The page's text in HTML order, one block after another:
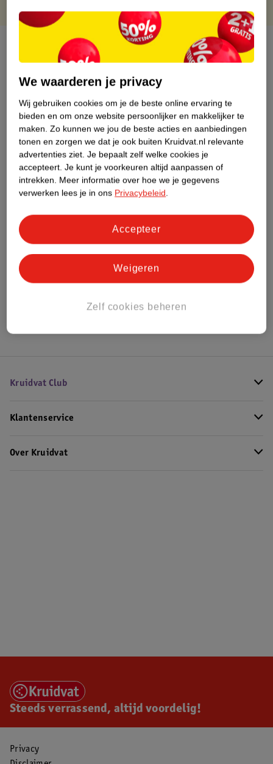
Over dit product
Nature Impact Score
Dit product heeft (nog) geen Nature
Impact Score.
Meer informatie
Alle Kinderwagenaccessoires
Hoe controleren wij de reviews?
Kruidvat Club
Klantenservice
Over Kruidvat
Steeds verrassend, altijd voordelig!
Privacy
We waarderen je privacy
Wij gebruiken cookies om je de beste online ervaring te
bieden en om onze website persoonlijker en makkelijker te
maken. Zo kunnen we jou de beste acties en aanbiedingen
tonen en zorgen we dat je ook buiten Kruidvat.nl relevante
advertenties ziet. Je bepaalt zelf welke cookies je
accepteert. Je kunt je voorkeuren altijd aanpassen of
intrekken. Meer informatie over hoe we je gegevens
verwerken lees je in ons Privacybeleid.
Zelf cookies beheren
Weigeren
Accepteer